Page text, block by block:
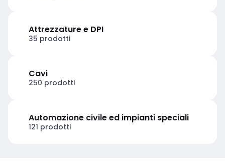
Attrezzature e DPI
35 prodotti
Cavi
250 prodotti
Automazione civile ed impianti speciali
121 prodotti